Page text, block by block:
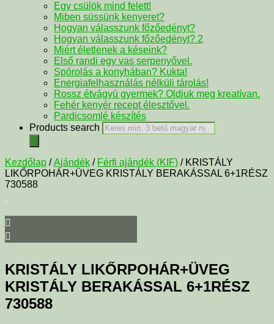
Egy csülök mind felett!
Miben süssünk kenyeret?
Hogyan válasszunk főzőedényt?
Hogyan válasszunk főzőedényt? 2
Miért életlenek a késeink?
Első randi egy vas serpenyővel.
Spórolás a konyhában? Kukta!
Energiafelhasználás nélküli tárolás!
Rossz étvágyú gyermek? Oldjuk meg kreatívan.
Fehér kenyér recept élesztővel.
Pardicsomlé készítés
Products search
Kezdőlap /Ajándék / Férfi ajándék (KIF) / KRISTÁLY
LIKŐRPOHÁR+ÜVEG KRISTÁLY BERAKÁSSAL 6+1RÉSZ
730588
KRISTÁLY LIKŐRPOHÁR+ÜVEG
KRISTÁLY BERAKÁSSAL 6+1RÉSZ
730588